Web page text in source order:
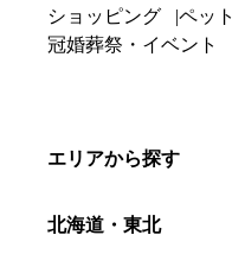
ショッピング
ペット
冠婚葬祭・イベント
エリアから探す
北海道・東北